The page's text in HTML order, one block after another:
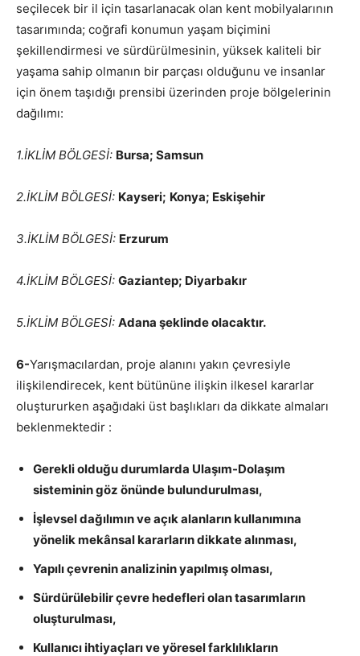
seçilecek bir il için tasarlanacak olan kent mobilyalarının
tasarımında; coğrafi konumun yaşam biçimini
şekillendirmesi ve sürdürülmesinin, yüksek kaliteli bir
yaşama sahip olmanın bir parçası olduğunu ve insanlar
için önem taşıdığı prensibi üzerinden proje bölgelerinin
dağılımı:
1.İKLİM BÖLGESİ: Bursa; Samsun
2.İKLİM BÖLGESİ: Kayseri; Konya; Eskişehir
3.İKLİM BÖLGESİ: Erzurum
4.İKLİM BÖLGESİ: Gaziantep; Diyarbakır
5.İKLİM BÖLGESİ: Adana şeklinde olacaktır.
6-Yarışmacılardan, proje alanını yakın çevresiyle
ilişkilendirecek, kent bütününe ilişkin ilkesel kararlar
oluştururken aşağıdaki üst başlıkları da dikkate almaları
beklenmektedir :
Gerekli olduğu durumlarda Ulaşım-Dolaşım
sisteminin göz önünde bulundurulması,
İşlevsel dağılımın ve açık alanların kullanımına
yönelik mekânsal kararların dikkate alınması,
Yapılı çevrenin analizinin yapılmış olması,
Sürdürülebilir çevre hedefleri olan tasarımların
oluşturulması,
Kullanıcı ihtiyaçları ve yöresel farklılıkların